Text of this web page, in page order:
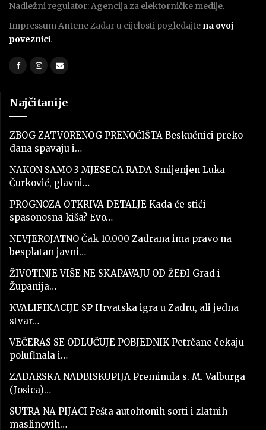
Nadležni regulator: Agencija za elektorničke medije.
Impressum Antene Zadar u cijelosti pogledajte na ovoj
poveznici.
Najčitanije
ZBOG ZATVORENOG PRENOĆIŠTA Beskućnici preko
dana spavaju i…
NAKON SAMO 3 MJESECA RADA Smijenjen Luka
Čurković, glavni…
PROGNOZA OTKRIVA DETALJE Kada će stići
spasonosna kiša? Evo…
NEVJEROJATNO Čak 10.000 Zadrana ima pravo na
besplatan javni…
ŽIVOTINJE VIŠE NE SKAPAVAJU OD ŽEĐI Grad i
Županija…
KVALIFIKACIJE SP Hrvatska igra u Zadru, ali jedna
stvar…
VEČERAS SE ODLUČUJE POBJEDNIK Petrčane čekaju
polufinala i…
ZADARSKA NADBISKUPIJA Preminula s. M. Valburga
(Josica)…
SUTRA NA PIJACI Fešta autohtonih sorti i zlatnih
maslinovih…